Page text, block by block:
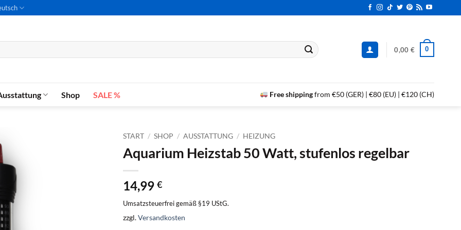
0,00 € 0
Shop SALE % Free shippingfrom €50 (GER) | €80 (EU) | €120 (CH)
START / SHOP / AUSSTATTUNG / HEIZUNG
Aquarium Heizstab 50 Watt, stufenlos regelbar
14,99 €
Umsatzsteuerfrei gemäß §19 UStG.
zzgl.Versandkosten